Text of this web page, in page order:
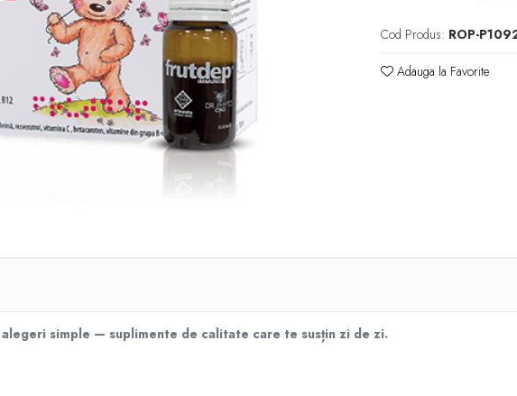
Cod Produs: ROP-
Adauga la Favorite
simple — suplimente de calitate care te susțin zi de zi.